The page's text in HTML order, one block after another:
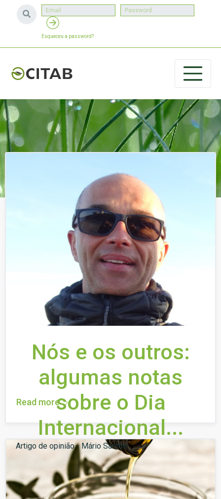
Esqueceu a password?
Nós e os outros:
algumas notas
sobre o Dia
Internacional...
Artigo de opinião - Mário Santos
Read more